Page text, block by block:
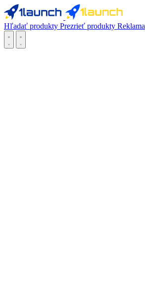
Hľadať produkty Prezrieť produkty Reklama